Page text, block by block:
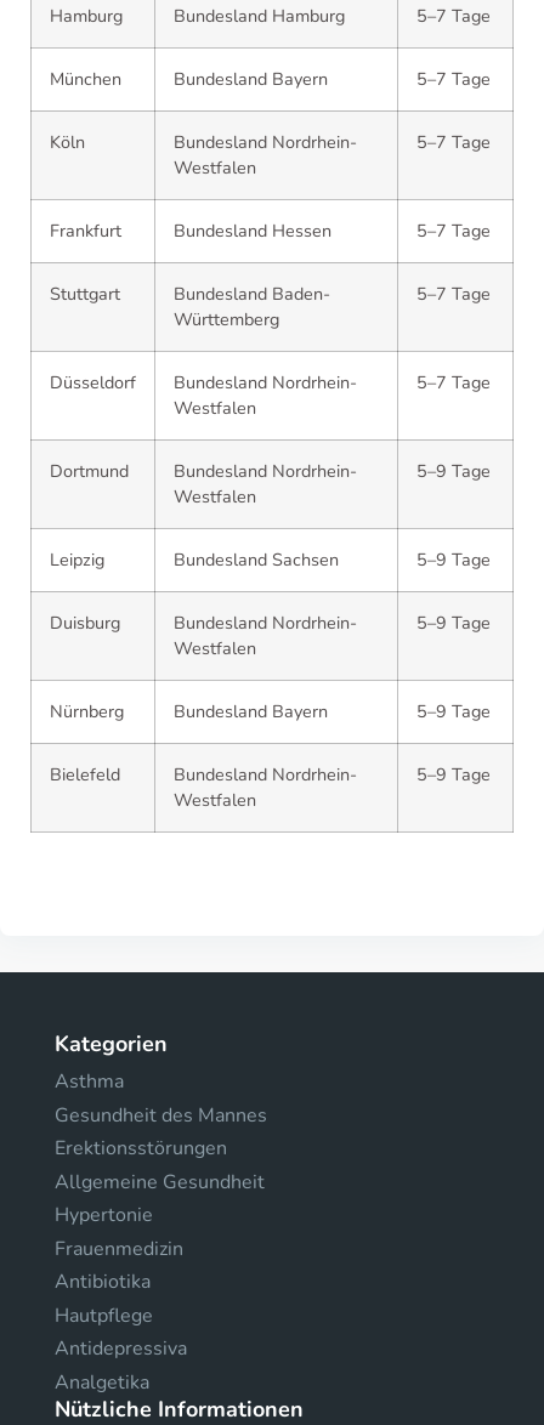
Hamburg Bundesland Hamburg 5–7 Tage
München Bundesland Bayern 5–7 Tage
Köln
Bundesland Nordrhein-
Westfalen
5–7 Tage
Frankfurt Bundesland Hessen 5–7 Tage
Stuttgart
Bundesland Baden-
Württemberg
5–7 Tage
Düsseldorf
Bundesland Nordrhein-
Westfalen
5–7 Tage
Dortmund
Bundesland Nordrhein-
Westfalen
5–9 Tage
Leipzig Bundesland Sachsen 5–9 Tage
Duisburg
Bundesland Nordrhein-
Westfalen
5–9 Tage
Nürnberg Bundesland Bayern 5–9 Tage
Bielefeld
Bundesland Nordrhein-
Westfalen
5–9 Tage
Kategorien
Asthma
Gesundheit des Mannes
Erektionsstörungen
Allgemeine Gesundheit
Hypertonie
Frauenmedizin
Antibiotika
Hautpflege
Antidepressiva
Analgetika
Nützliche Informationen